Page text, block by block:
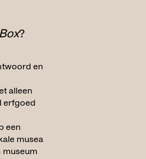
?
en
alleen
erfgoed
een
musea
museum